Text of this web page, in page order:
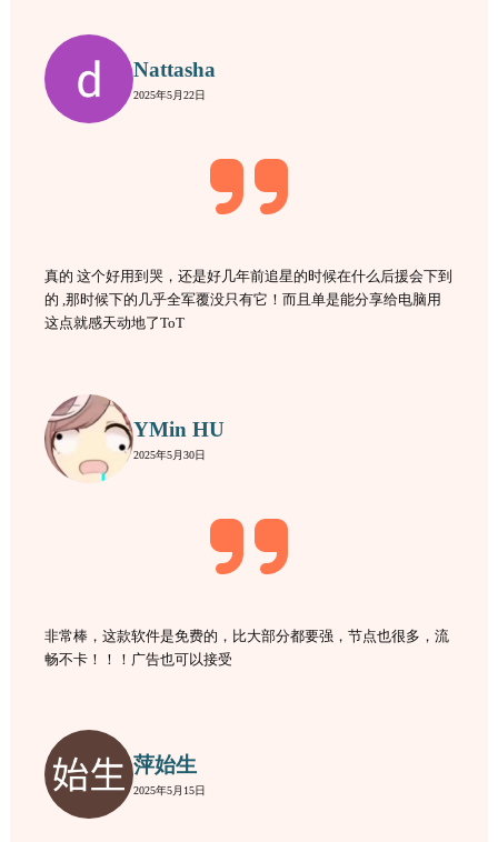
Nattasha
2025年5月22日
真的 这个好用到哭，还是好几年前追星的时候在什么后援会下到
的 ,那时候下的几乎全军覆没只有它！而且单是能分享给电脑用
这点就感天动地了ToT
YMin HU
2025年5月30日
非常棒，这款软件是免费的，比大部分都要强，节点也很多，流
畅不卡！！！广告也可以接受
萍始生
2025年5月15日